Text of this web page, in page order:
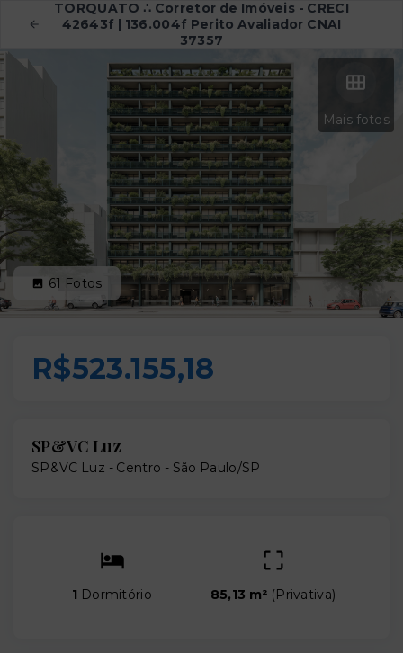
TORQUATO ∴ Corretor de Imóveis - CRECI
42643f | 136.004f Perito Avaliador CNAI
37357
Mais fotos
61 Fotos
R$523.155,18
SP&VC Luz
SP&VC Luz - Centro - São Paulo/SP
1 Dormitório 85,13 m² (Privativa)